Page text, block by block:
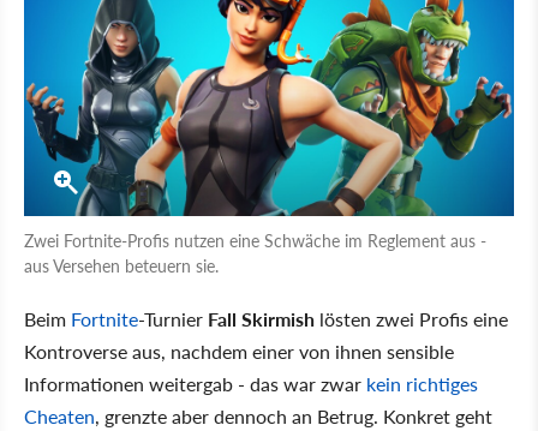
Zwei Fortnite-Profis nutzen eine Schwäche im Reglement aus -
aus Versehen beteuern sie.
Beim Fortnite-Turnier Fall Skirmish lösten zwei Profis eine
Kontroverse aus, nachdem einer von ihnen sensible
Informationen weitergab - das war zwar kein richtiges
Cheaten, grenzte aber dennoch an Betrug. Konkret geht